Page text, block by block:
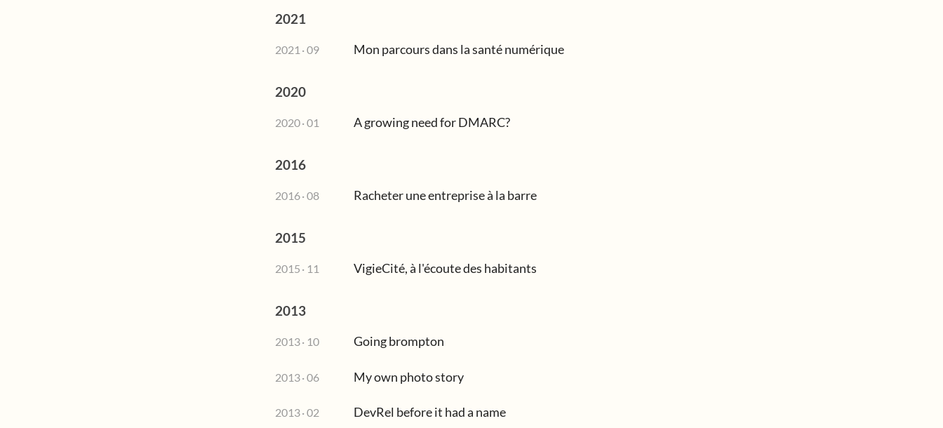
2021
2021 · 09 Mon parcours dans la santé numérique
2020
2020 · 01 A growing need for DMARC?
2016
2016 · 08 Racheter une entreprise à la barre
2015
2015 · 11 VigieCité, à l'écoute des habitants
2013
2013 · 10 Going brompton
2013 · 06 My own photo story
2013 · 02 DevRel before it had a name